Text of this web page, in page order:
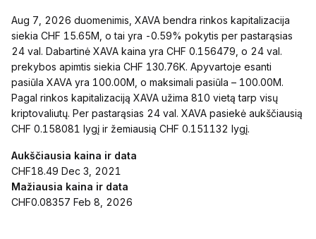
Aug 7, 2026 duomenimis, XAVA bendra rinkos kapitalizacija
siekia CHF 15.65M, o tai yra -0.59% pokytis per pastarąsias
24 val. Dabartinė XAVA kaina yra CHF 0.156479, o 24 val.
prekybos apimtis siekia CHF 130.76K. Apyvartoje esanti
pasiūla XAVA yra 100.00M, o maksimali pasiūla – 100.00M.
Pagal rinkos kapitalizaciją XAVA užima 810 vietą tarp visų
kriptovaliutų. Per pastarąsias 24 val. XAVA pasiekė aukščiausią
CHF 0.158081 lygį ir žemiausią CHF 0.151132 lygį.
Aukščiausia kaina ir data
CHF18.49 Dec 3, 2021
Mažiausia kaina ir data
CHF0.08357 Feb 8, 2026